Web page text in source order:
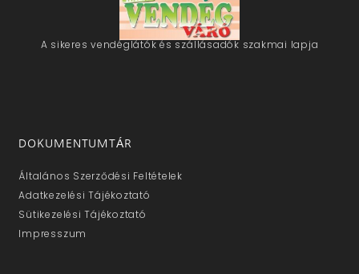
A sikeres vendéglátók és szállásadók szakmai lapja
DOKUMENTUMTÁR
Általános Szerződési Feltételek
Adatkezelési Tájékoztató
Sütikezelési Tájékoztató
Impresszum